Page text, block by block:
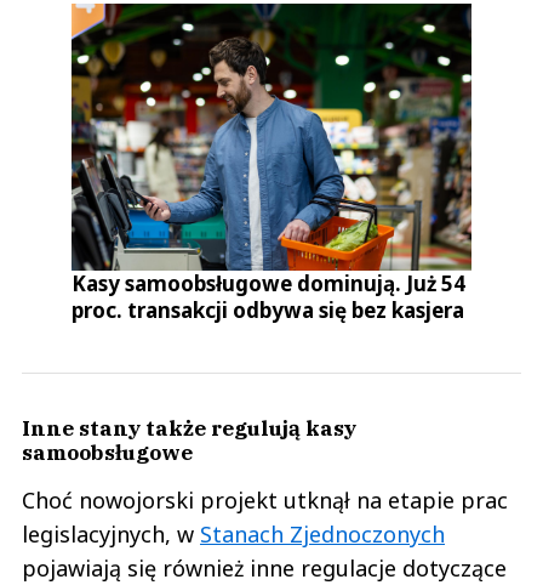
Kasy samoobsługowe dominują. Już 54
proc. transakcji odbywa się bez kasjera
Inne stany także regulują kasy
samoobsługowe
Choć nowojorski projekt utknął na etapie prac
legislacyjnych, w Stanach Zjednoczonych
pojawiają się również inne regulacje dotyczące